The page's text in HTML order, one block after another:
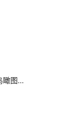
瞰图…